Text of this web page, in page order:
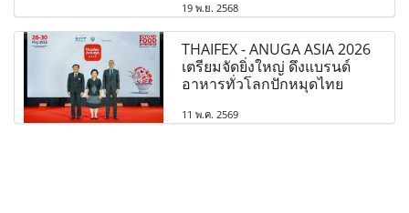
19 พ.ย. 2568
THAIFEX - ANUGA ASIA 2026
เตรียมจัดยิ่งใหญ่ ดึงแบรนด์
อาหารทั่วโลกปักหมุดไทย
11 พ.ค. 2569